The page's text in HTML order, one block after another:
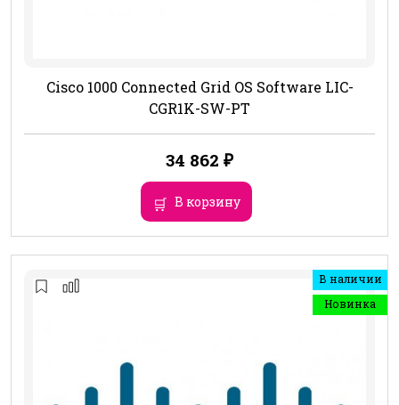
Cisco 1000 Connected Grid OS Software LIC-
CGR1K-SW-PT
34 862 ₽
В корзину
В наличии
Новинка